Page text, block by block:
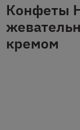
Конфеты
кремом